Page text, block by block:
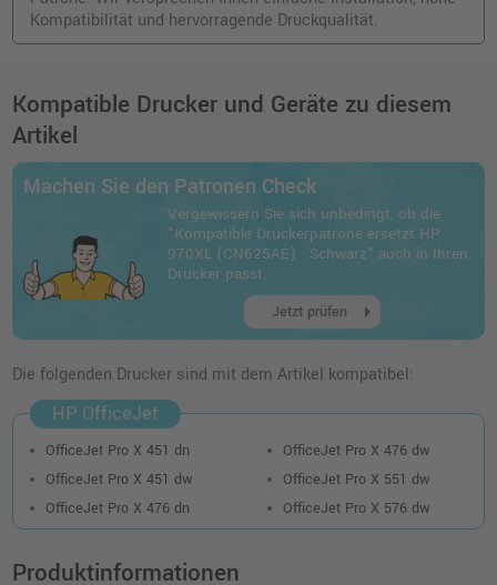
Kompatibilität und hervorragende Druckqualität.
Kompatible Drucker und Geräte zu diesem
Artikel
Machen Sie den Patronen Check
Vergewissern Sie sich unbedingt, ob die
"Kompatible Druckerpatrone ersetzt HP
970XL (CN625AE) · Schwarz" auch in Ihren
Drucker passt.
Jetzt prüfen arrow_right
Die folgenden Drucker sind mit dem Artikel kompatibel:
HP OfficeJet
OfficeJet Pro X 451 dn
OfficeJet Pro X 451 dw
OfficeJet Pro X 476 dn
OfficeJet Pro X 476 dw
OfficeJet Pro X 551 dw
OfficeJet Pro X 576 dw
Produktinformationen